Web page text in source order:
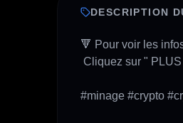
DESCRIPTION
🔻 Pour voir les
#minage #crypto